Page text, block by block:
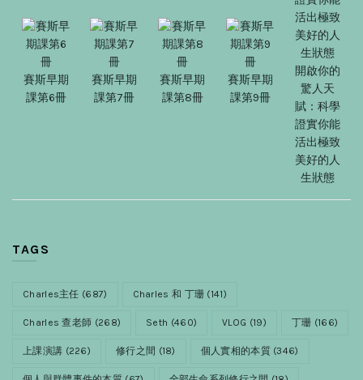
賽斯早期
課第6冊
賽斯早期
課第7冊
賽斯早期
課第8冊
賽斯早期
課第9冊
開啟你的
驚人天
賦：科學
證實你能
活出極致
美好的人
生狀態
TAGS
Charles主任 (687) Charles 和 丁珊 (141)
Charles 查老師 (268) Seth (460) VLOG (19) 丁珊 (166)
上課演講 (226) 修行之間 (18) 個人實相的本質(346)